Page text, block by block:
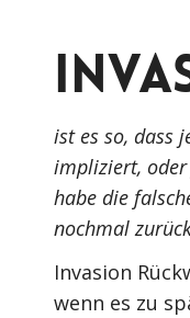
ist es so, dass
impliziert,
habe die
nochmal
Invasion
wenn es zu